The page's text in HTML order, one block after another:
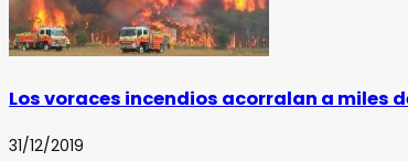
Los voraces incendios acorralan a miles
31/12/2019